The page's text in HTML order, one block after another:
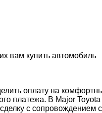
вам купить автомобиль
оплату на
платежа. В Major
с сопровождением